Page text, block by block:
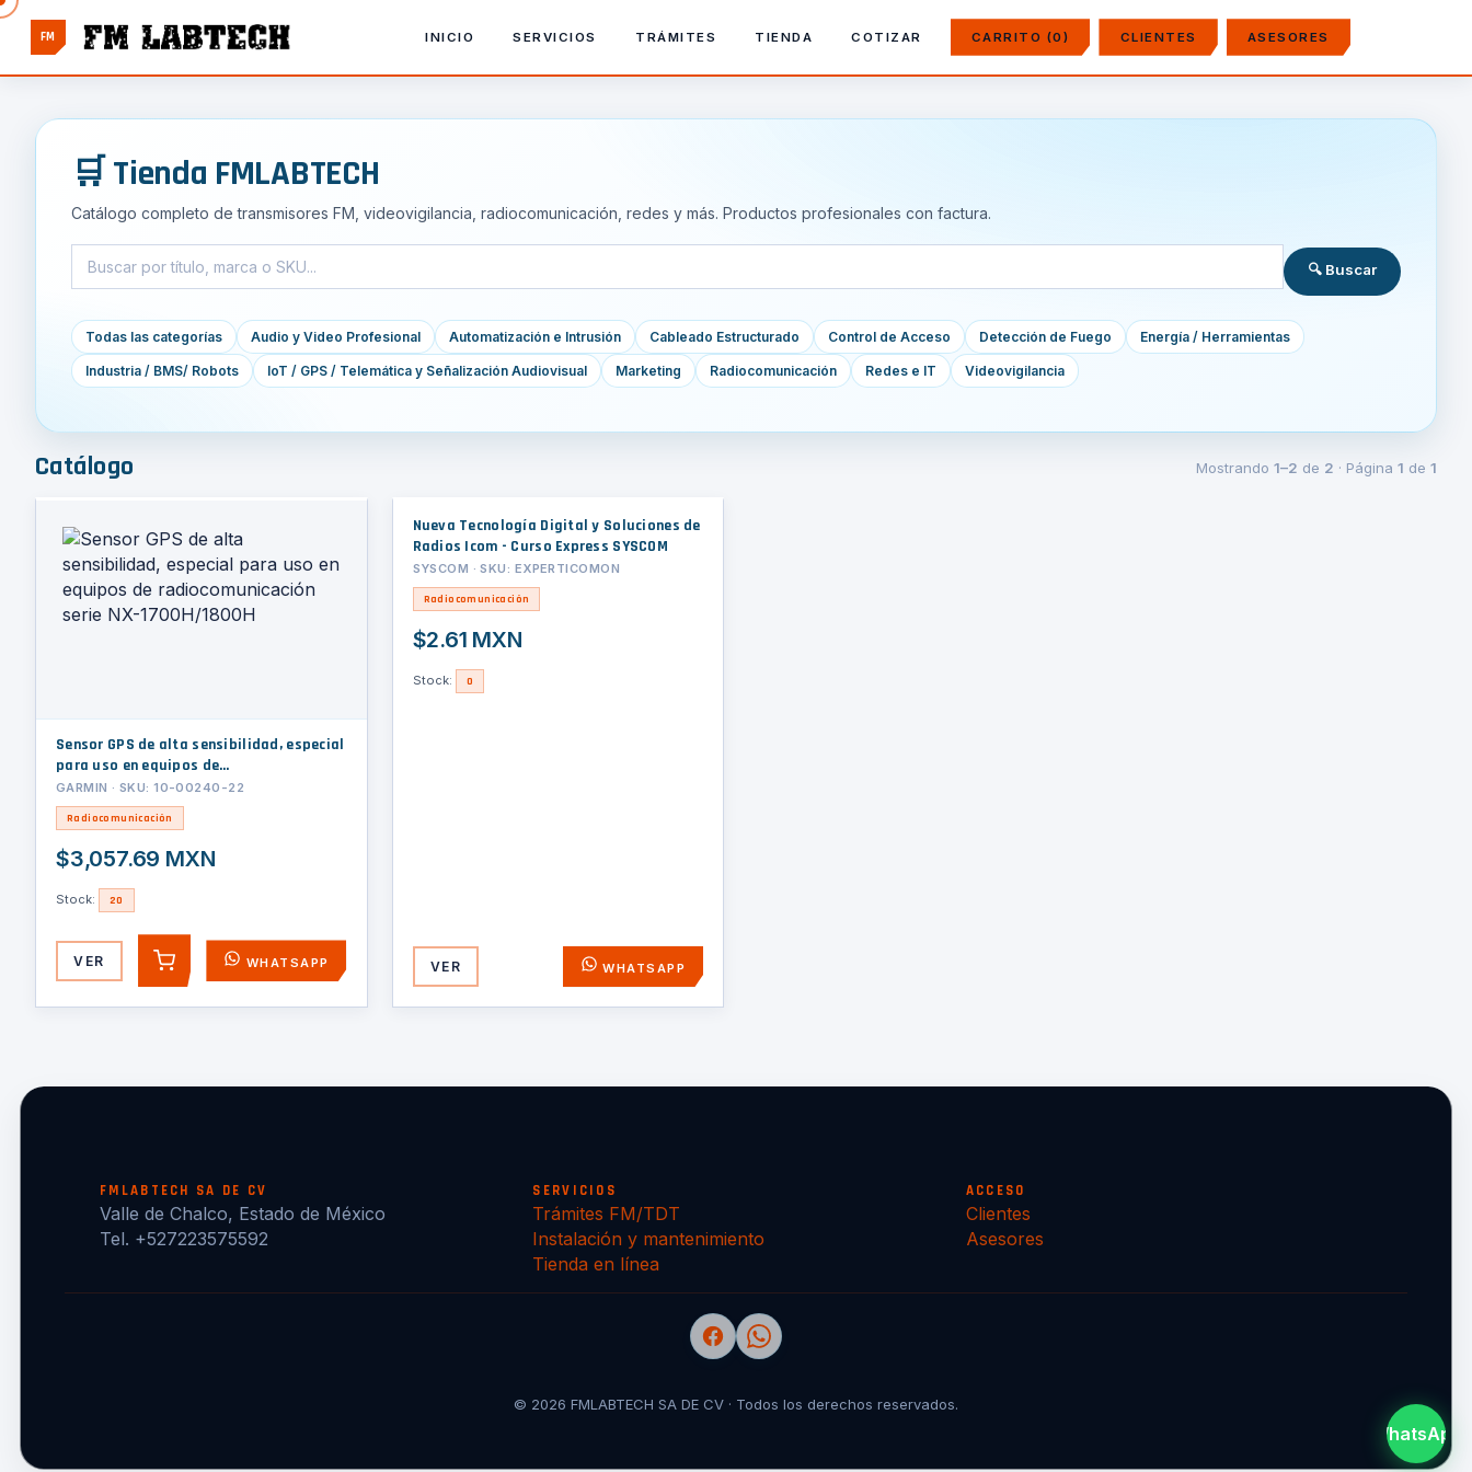
FM INICIO SERVICIOS TRÁMITES TIENDA COTIZAR CARRITO (0) CLIENTES ASESORES
🛒 Tienda FMLABTECH
Catálogo completo de transmisores FM, videovigilancia, radiocomunicación, redes y más. Productos profesionales con factura.
🔍 Buscar
Todas las categorías Audio y Video Profesional Automatización e Intrusión Cableado Estructurado Control de Acceso Detección de Fuego Energía / Herramientas
Industria / BMS/ Robots IoT / GPS / Telemática y Señalización Audiovisual Marketing Radiocomunicación Redes e IT Videovigilancia
Catálogo Mostrando 1–2 de 2 · Página 1 de 1
Sensor GPS de alta sensibilidad, especial
para uso en equipos de
radiocomunicación serie NX-1700H/1800H
GARMIN · SKU: 10-00240-22
Radiocomunicación
$3,057.69 MXN
Stock: 20
VER AGREGARWHATSAPP
Nueva Tecnología Digital y Soluciones de
Radios Icom - Curso Express SYSCOM
SYSCOM · SKU: EXPERTICOMON
Radiocomunicación
$2.61 MXN
Stock: 0
VER WHATSAPP
WhatsApp
FMLABTECH SA DE CV
Valle de Chalco, Estado de México
Tel. +527223575592
SERVICIOS
Trámites FM/TDT
Instalación y mantenimiento
Tienda en línea
ACCESO
Clientes
Asesores
© 2026 FMLABTECH SA DE CV · Todos los derechos reservados.